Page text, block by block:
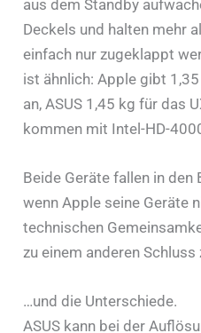
aus dem Standby
Deckels und halten mehr
einfach nur zugeklappt
ist ähnlich: Apple gibt
an, ASUS 1,45 kg für das
kommen mit Intel-HD-
Beide Geräte fallen in den
wenn Apple seine Geräte
technischen
zu einem anderen Schluss
…und die Unterschiede.
ASUS kann bei der